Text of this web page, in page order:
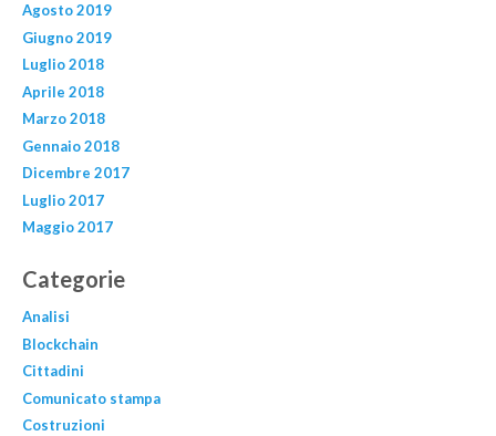
Agosto 2019
Giugno 2019
Luglio 2018
Aprile 2018
Marzo 2018
Gennaio 2018
Dicembre 2017
Luglio 2017
Maggio 2017
Categorie
Analisi
Blockchain
Cittadini
Comunicato stampa
Costruzioni